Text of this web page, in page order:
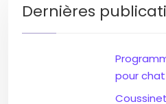
Dernières
pour chat